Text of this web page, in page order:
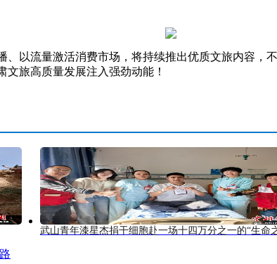
流量激活消费市场，将持续推出优质文旅内容，
旅高质量发展注入强劲动能！
武山青年漆星杰捐干细胞赴一场十四万分之一的“生命